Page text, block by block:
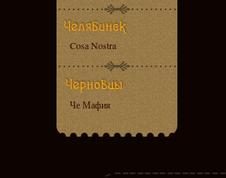
Cosa Nostra
Че Мафия